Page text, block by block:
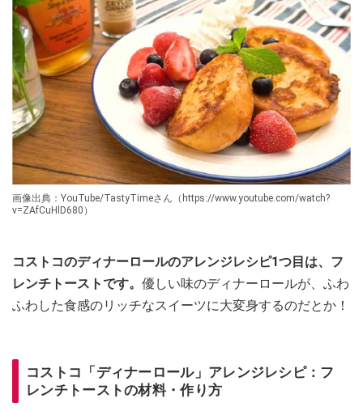
画像出典：YouTube/TastyTimeさん（https://www.youtube.com/watch?
v=ZAfCuHlD680）
コストコのディナーロールのアレンジレシピ1つ目は、フ
レンチトーストです。 優しい味のディナーロールが、ふわ
ふわした食感のリッチなスイーツに大変身するのだとか！
コストコ「ディナーロール」アレンジレシピ：フ
レンチトーストの材料・作り方